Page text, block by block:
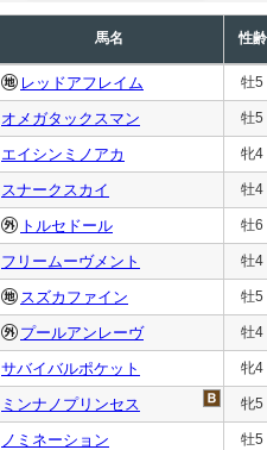
馬名 性齢
レッドアフレイム 牡5
オメガタックスマン 牡5
エイシンミノアカ 牝4
スナークスカイ 牡4
トルセドール 牡6
フリームーヴメント 牡4
スズカファイン 牡5
プールアンレーヴ 牡4
サバイバルポケット 牝4
ミンナノプリンセス 牝5
ノミネーション 牡5